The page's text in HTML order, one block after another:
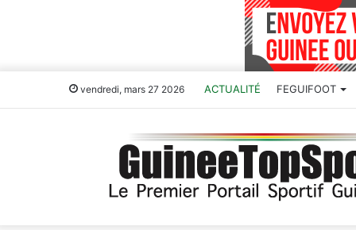
vendredi, mars 27 2026 ACTUALITÉ FEGUIFOOT